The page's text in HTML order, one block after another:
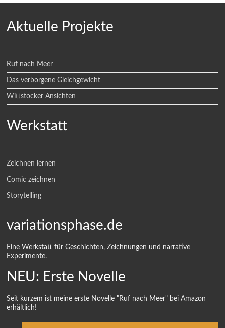
Aktuelle Projekte
Ruf nach Meer
Das verborgene Gleichgewicht
Wittstocker Ansichten
Werkstatt
Zeichnen lernen
Comic zeichnen
Storytelling
variationsphase.de
Eine Werkstatt für Geschichten, Zeichnungen und narrative
Experimente.
NEU: Erste Novelle
Seit kurzem ist meine erste Novelle "Ruf nach Meer" bei Amazon
erhältlich!